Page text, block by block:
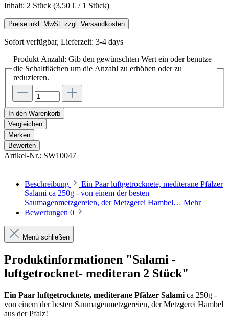
Inhalt: 2 Stück (3,50 € / 1 Stück)
Preise inkl. MwSt. zzgl. Versandkosten
Sofort verfügbar, Lieferzeit: 3-4 days
Produkt Anzahl: Gib den gewünschten Wert ein oder benutze
die Schaltflächen um die Anzahl zu erhöhen oder zu
reduzieren.
In den Warenkorb
Vergleichen
Merken
Bewerten
Artikel-Nr.: SW10047
Beschreibung
Ein Paar luftgetrocknete, mediterane Pfälzer
Salami ca 250g - von einem der besten
Saumagenmetzgereien, der Metzgerei Hambel… Mehr
Bewertungen 0
Menü schließen
Produktinformationen "Salami -
luftgetrocknet- mediteran 2 Stück"
Ein Paar luftgetrocknete, mediterane Pfälzer Salami ca 250g -
von einem der besten Saumagenmetzgereien, der Metzgerei Hambel
aus der Pfalz!